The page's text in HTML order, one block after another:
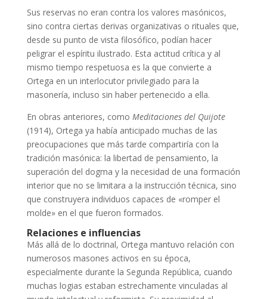
Sus reservas no eran contra los valores masónicos,
sino contra ciertas derivas organizativas o rituales que,
desde su punto de vista filosófico, podían hacer
peligrar el espíritu ilustrado. Esta actitud crítica y al
mismo tiempo respetuosa es la que convierte a
Ortega en un interlocutor privilegiado para la
masonería, incluso sin haber pertenecido a ella.
En obras anteriores, como Meditaciones del Quijote
(1914), Ortega ya había anticipado muchas de las
preocupaciones que más tarde compartiría con la
tradición masónica: la libertad de pensamiento, la
superación del dogma y la necesidad de una formación
interior que no se limitara a la instrucción técnica, sino
que construyera individuos capaces de «romper el
molde» en el que fueron formados.
Relaciones e influencias
Más allá de lo doctrinal, Ortega mantuvo relación con
numerosos masones activos en su época,
especialmente durante la Segunda República, cuando
muchas logias estaban estrechamente vinculadas al